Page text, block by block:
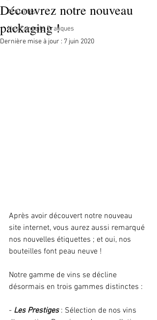
Actualités
Nos Conseils Pratiques
Découvrez notre nouveau
packaging !
Dernière mise à jour : 7 juin 2020
Après avoir découvert notre nouveau
site internet, vous aurez aussi remarqué
nos nouvelles étiquettes ; et oui, nos
bouteilles font peau neuve !
Notre gamme de vins se décline
désormais en trois gammes distinctes :
- Les Prestiges : Sélection de nos vins